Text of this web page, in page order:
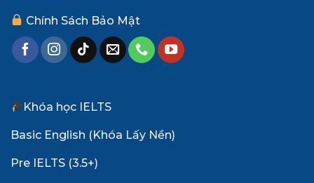
Chính Sách Bảo Mật
Khóa học IELTS
Basic English (Khóa Lấy Nền)
Pre IELTS (3.5+)